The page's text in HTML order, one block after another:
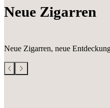
Neue Zigarren
Neue Zigarren, neue